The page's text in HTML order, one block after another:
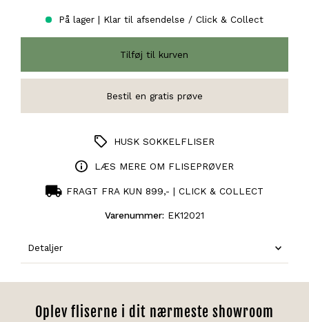
På lager | Klar til afsendelse / Click & Collect
HUSK SOKKELFLISER
LÆS MERE OM FLISEPRØVER
FRAGT FRA KUN 899,- | CLICK & COLLECT
Varenummer: EK12021
Detaljer
Oplev fliserne i dit nærmeste showroom